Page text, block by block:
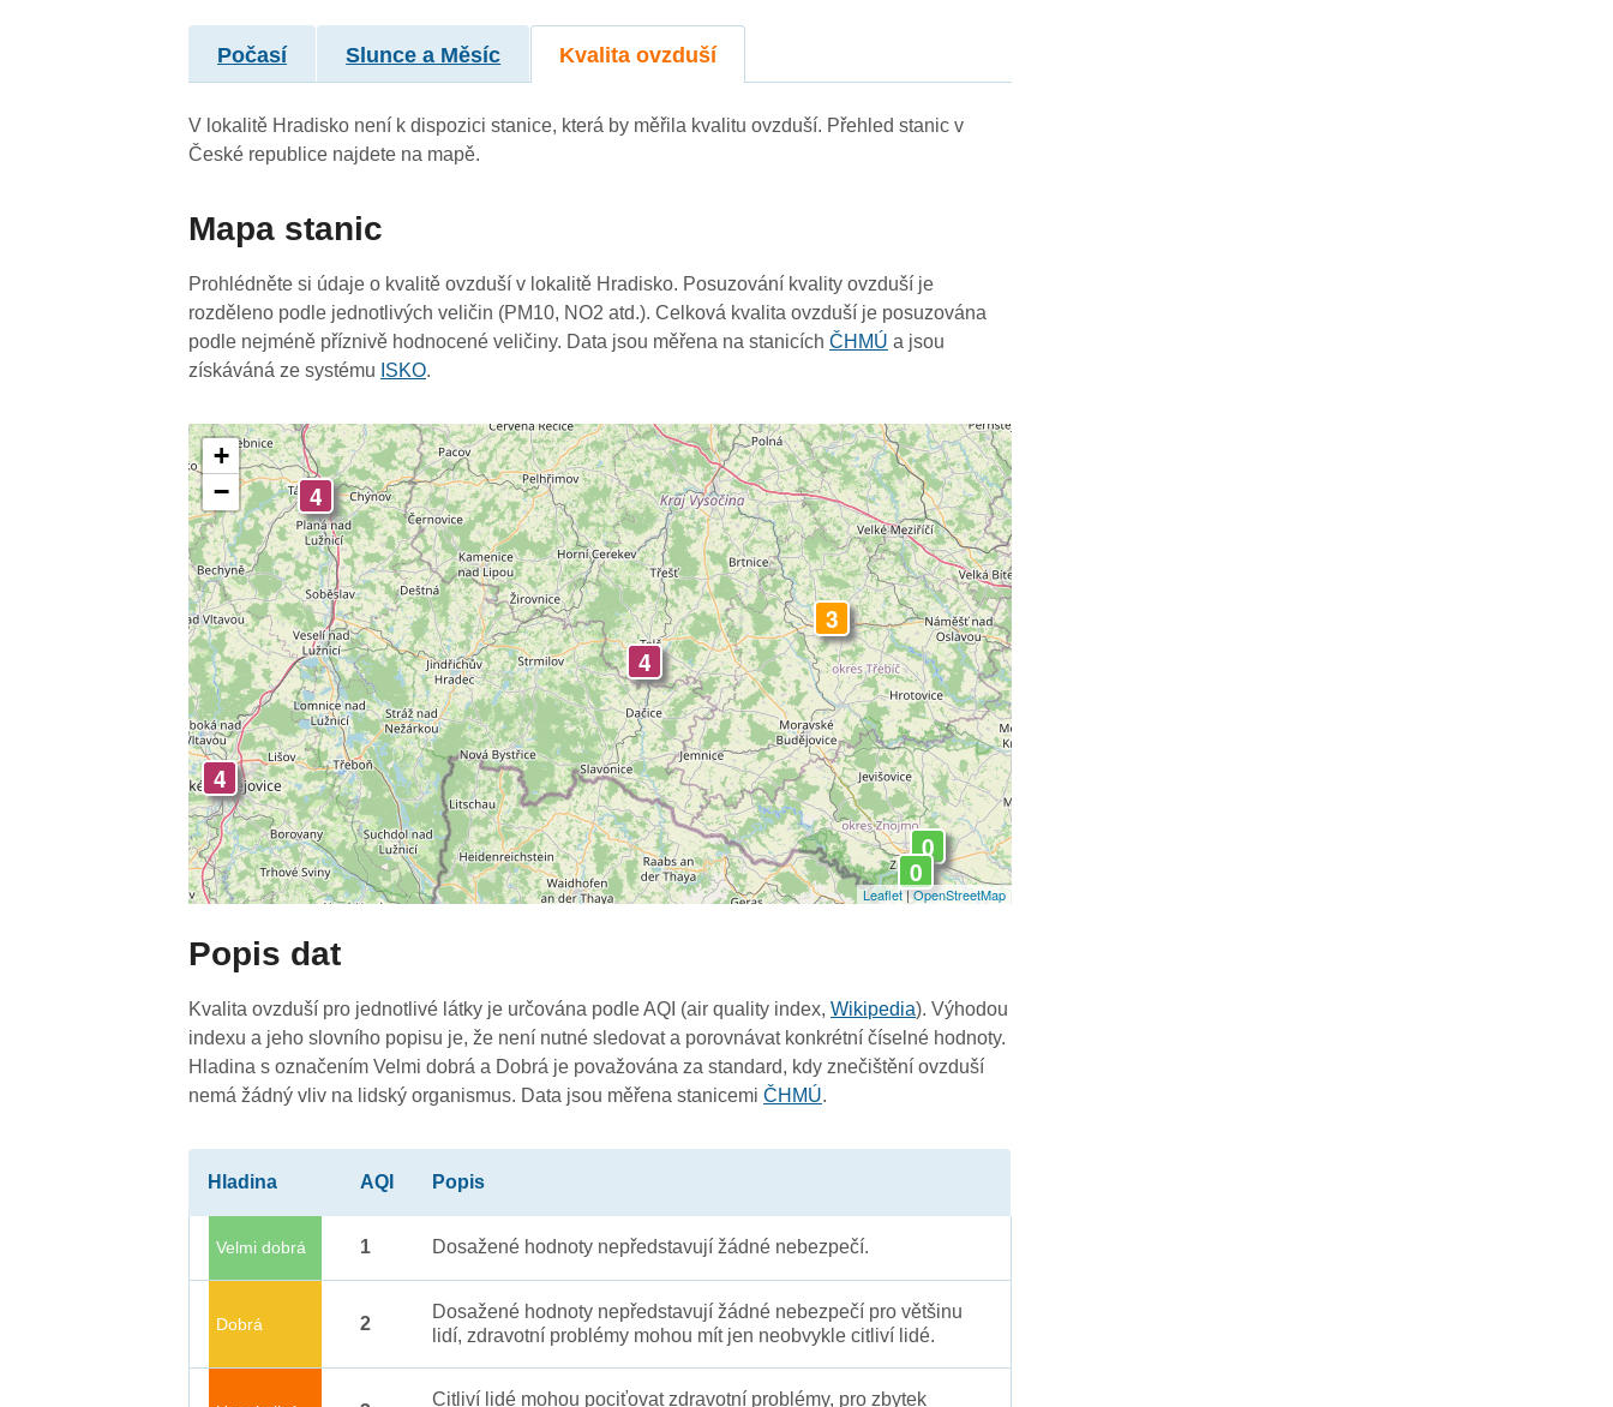
Počasí Slunce a Měsíc Kvalita ovzduší
V lokalitě Hradisko není k dispozici stanice, která by měřila kvalitu ovzduší. Přehled stanic v
České republice najdete na mapě.
Mapa stanic
Prohlédněte si údaje o kvalitě ovzduší v lokalitě Hradisko. Posuzování kvality ovzduší je
rozděleno podle jednotlivých veličin (PM10, NO2 atd.). Celková kvalita ovzduší je posuzována
podle nejméně příznivě hodnocené veličiny. Data jsou měřena na stanicíchČHMÚ a jsou
získáváná ze systému ISKO.
0
3
4
4
4
4
-
4
4 4
4
4
4
4
4
0
4
4
4
+
−
Leaflet|OpenStreetMap
Popis dat
Kvalita ovzduší pro jednotlivé látky je určována podle AQI (air quality index,Wikipedia). Výhodou
indexu a jeho slovního popisu je, že není nutné sledovat a porovnávat konkrétní číselné hodnoty.
Hladina s označením Velmi dobrá a Dobrá je považována za standard, kdy znečištění ovzduší
nemá žádný vliv na lidský organismus. Data jsou měřena stanicemiČHMÚ.
Hladina AQI Popis
Velmi dobrá 1 Dosažené hodnoty nepředstavují žádné nebezpečí.
Dobrá 2
Dosažené hodnoty nepředstavují žádné nebezpečí pro většinu
lidí, zdravotní problémy mohou mít jen neobvykle citliví lidé.
Citliví lidé mohou pociťovat zdravotní problémy, pro zbytek